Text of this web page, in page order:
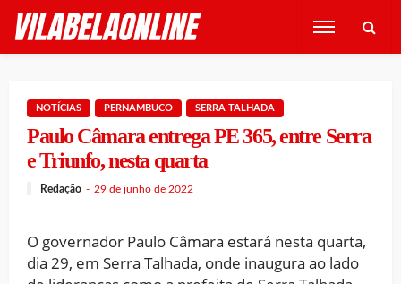
NOTÍCIAS PERNAMBUCO SERRA TALHADA
Paulo Câmara entrega PE 365, entre Serra
e Triunfo, nesta quarta
Redação 29 de junho de 2022
O governador Paulo Câmara estará nesta quarta,
dia 29, em Serra Talhada, onde inaugura ao lado